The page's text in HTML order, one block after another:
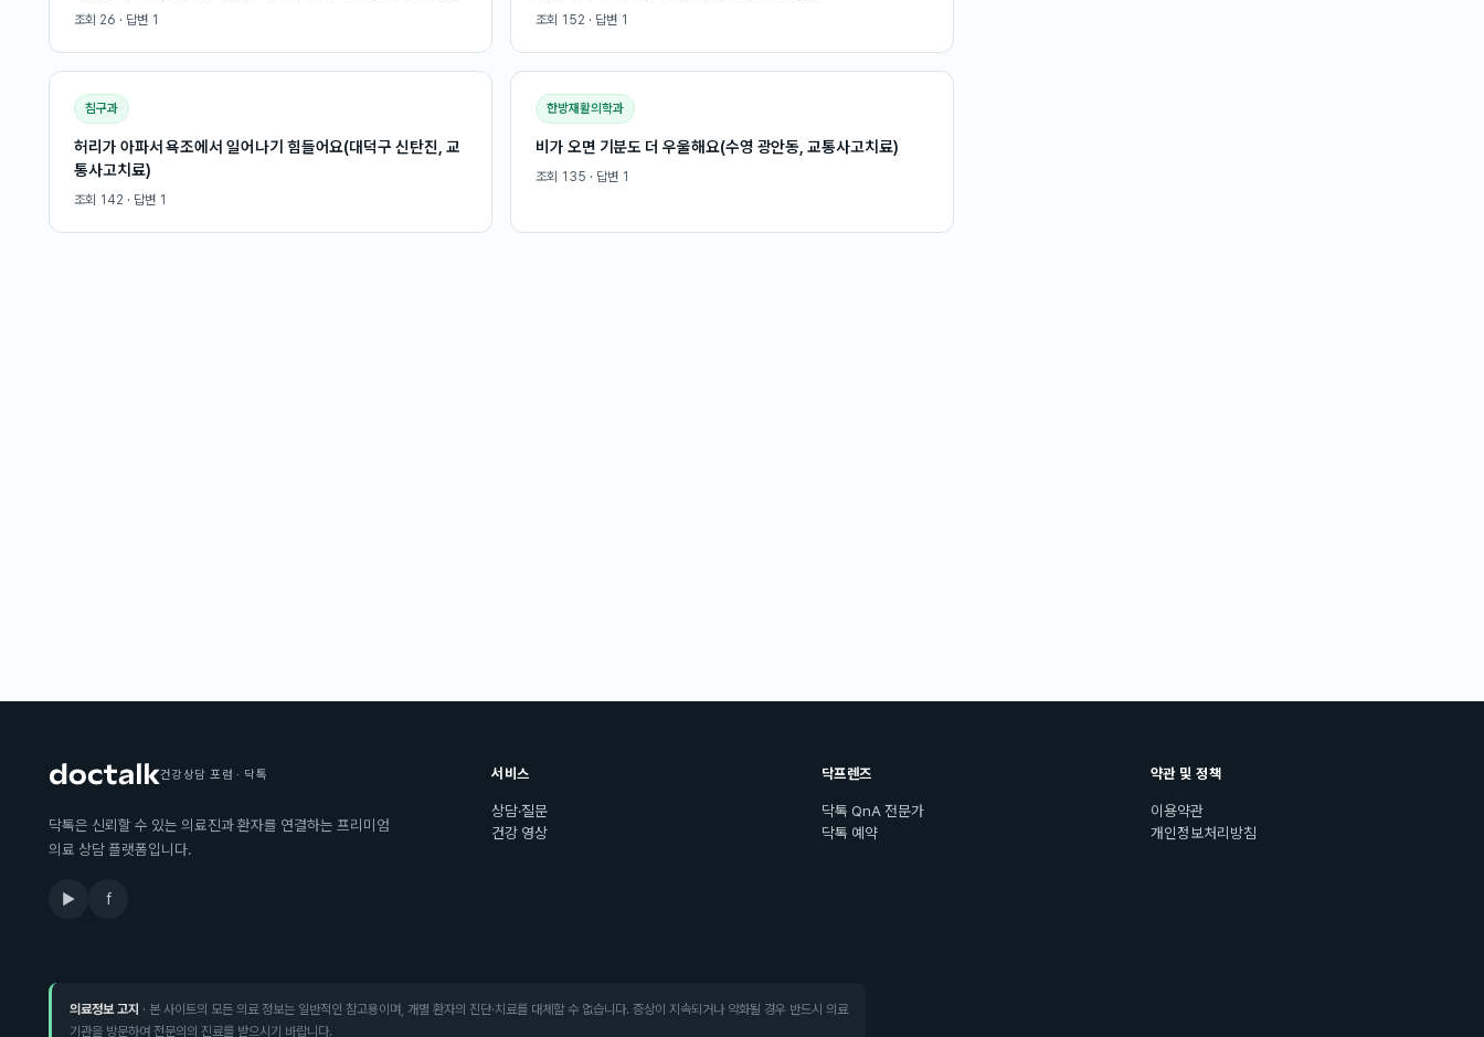
조회 26 · 답변 1 조회 152 · 답변 1
침구과
허리가 아파서 욕조에서 일어나기 힘들어요(대덕구 신탄진, 교
통사고치료)
조회 142 · 답변 1
한방재활의학과
비가 오면 기분도 더 우울해요(수영 광안동, 교통사고치료)
조회 135 · 답변 1
건강상담 포럼 · 닥톡
닥톡은 신뢰할 수 있는 의료진과 환자를 연결하는 프리미엄
의료 상담 플랫폼입니다.
▶ f
서비스
상담·질문
건강 영상
닥프렌즈
닥톡 QnA 전문가
닥톡 예약
약관 및 정책
이용약관
개인정보처리방침
의료정보 고지 · 본 사이트의 모든 의료 정보는 일반적인 참고용이며, 개별 환자의 진단·치료를 대체할 수 없습니다. 증상이 지속되거나 악화될 경우 반드시 의료
기관을 방문하여 전문의의 진료를 받으시기 바랍니다.